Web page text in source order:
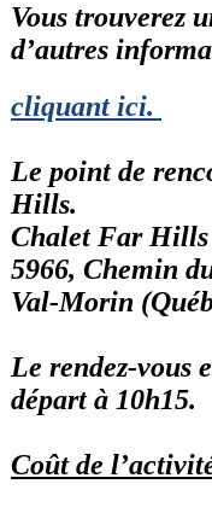
Vous trouverez
d’autres
cliquant ici.
Le point de
Hills.
Chalet Far Hills
5966, Chemin
Val-Morin
Le rendez-vous
départ à 10h15.
Coût de